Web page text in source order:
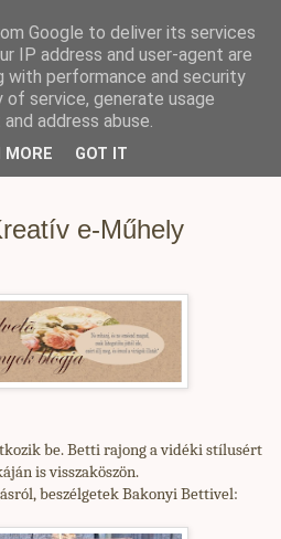
e-Műhely
be. Betti rajong a vidéki stílusért
is visszaköszön.
beszélgetek Bakonyi Bettivel:
Google to deliver its services
IP address and user-agent are
with performance and security
service, generate usage
address abuse.
MORE GOT IT